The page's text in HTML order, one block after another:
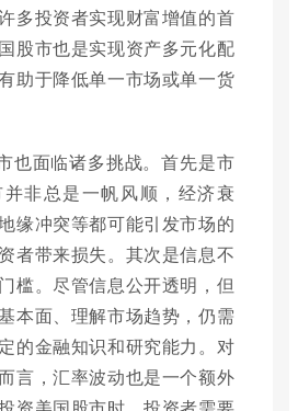
多投资者实现财富增值的首
股市也是实现资产多元化配
助于降低单一市场或单一货
也面临诸多挑战。首先是市
非总是一帆风顺，经济衰
缘冲突等都可能引发市场的
者带来损失。其次是信息不
槛。尽管信息公开透明，但
本面、理解市场趋势，仍需
的金融知识和研究能力。对
言，汇率波动也是一个额外